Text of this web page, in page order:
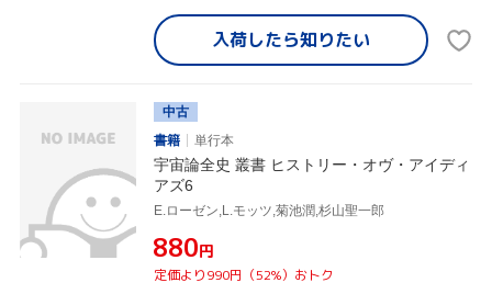
入荷したら知りたい
中古
書籍
単行本
宇宙論全史 叢書 ヒストリー・オヴ・アイディ
アズ6
E.ローゼン,L.モッツ,菊池潤,杉山聖一郎
¥880円
定価より990円（52%）おトク